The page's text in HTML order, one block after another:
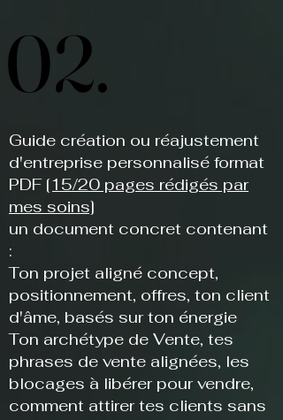
02.
02.
Guide création ou réajustement
d'entreprise personnalisé format
PDF [15/20 pages rédigés par
mes soins]
​un document concret contenant
:
​Ton projet aligné concept,
positionnement, offres, ton client
d'âme, basés sur ton énergie
Ton archétype de Vente, tes
phrases de vente alignées, les
blocages à libérer pour vendre,
comment attirer tes clients sans